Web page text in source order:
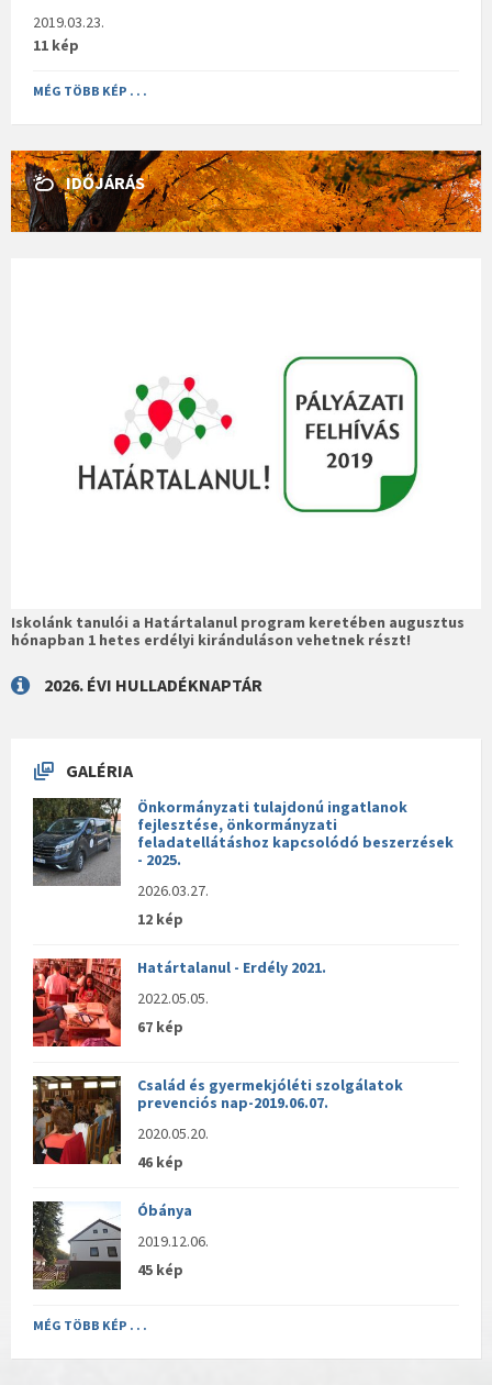
2019.03.23.
11 kép
MÉG TÖBB KÉP . . .
IDŐJÁRÁS
Iskolánk tanulói a Határtalanul program keretében augusztus
hónapban 1 hetes erdélyi kiránduláson vehetnek részt!
2026. ÉVI HULLADÉKNAPTÁR
GALÉRIA
Önkormányzati tulajdonú ingatlanok
fejlesztése, önkormányzati
feladatellátáshoz kapcsolódó beszerzések
- 2025.
2026.03.27.
12 kép
Határtalanul - Erdély 2021.
2022.05.05.
67 kép
Család és gyermekjóléti szolgálatok
prevenciós nap-2019.06.07.
2020.05.20.
46 kép
Óbánya
2019.12.06.
45 kép
MÉG TÖBB KÉP . . .